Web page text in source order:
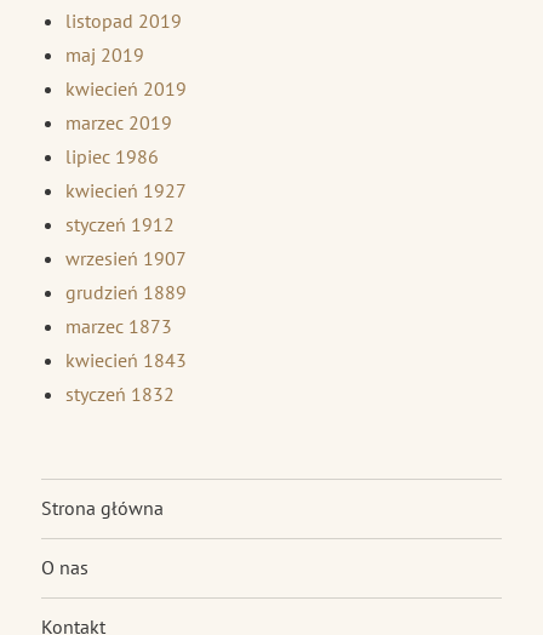
listopad 2019
maj 2019
kwiecień 2019
marzec 2019
lipiec 1986
kwiecień 1927
styczeń 1912
wrzesień 1907
grudzień 1889
marzec 1873
kwiecień 1843
styczeń 1832
Strona główna
O nas
Kontakt